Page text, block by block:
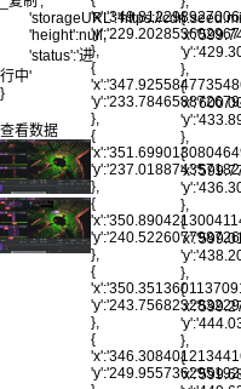
'storageURL':'https://
'height':null,
'status':'进
行中'
}
查看数据
},
{
},
{
},
{
},
{
},
{
{
},
{
},
{
},
{
},
{
},
{